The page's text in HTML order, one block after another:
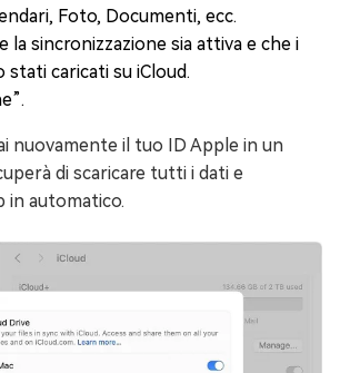
Foto, Documenti, ecc.
la sincronizzazione sia attiva e che i
stati caricati su iCloud.
nuovamente il tuo ID Apple in un
di scaricare tutti i dati e
in automatico.